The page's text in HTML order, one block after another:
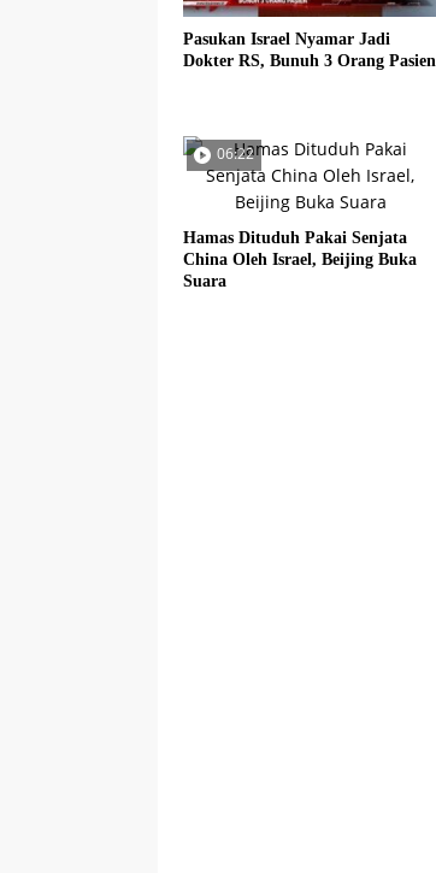
Pasukan Israel Nyamar Jadi
Dokter RS, Bunuh 3 Orang Pasien
06:22
Hamas Dituduh Pakai Senjata
China Oleh Israel, Beijing Buka
Suara